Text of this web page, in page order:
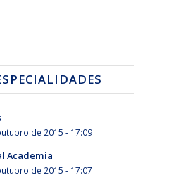
de 2015 - 17:09
Academia
de 2015 - 17:07